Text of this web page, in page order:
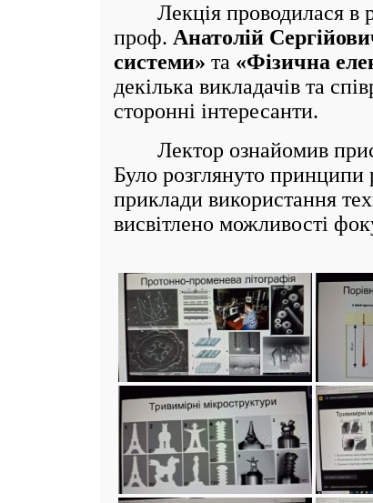
Лекція проводилася в
проф. Анатолій
системи» та «Фізична
декілька викладачів та
сторонні інтересанти.
Лектор ознайомив
Було розглянуто принципи
приклади використання
висвітлено можливості